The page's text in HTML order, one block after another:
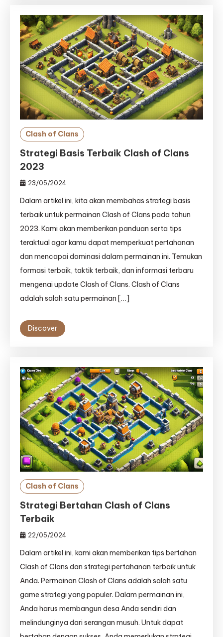
Clash of Clans
Strategi Basis Terbaik Clash of Clans
2023
23/05/2024
Dalam artikel ini, kita akan membahas strategi basis
terbaik untuk permainan Clash of Clans pada tahun
2023. Kami akan memberikan panduan serta tips
teraktual agar kamu dapat memperkuat pertahanan
dan mencapai dominasi dalam permainan ini. Temukan
formasi terbaik, taktik terbaik, dan informasi terbaru
mengenai update Clash of Clans. Clash of Clans
adalah salah satu permainan […]
Discover
Clash of Clans
Strategi Bertahan Clash of Clans
Terbaik
22/05/2024
Dalam artikel ini, kami akan memberikan tips bertahan
Clash of Clans dan strategi pertahanan terbaik untuk
Anda. Permainan Clash of Clans adalah salah satu
game strategi yang populer. Dalam permainan ini,
Anda harus membangun desa Anda sendiri dan
melindunginya dari serangan musuh. Untuk dapat